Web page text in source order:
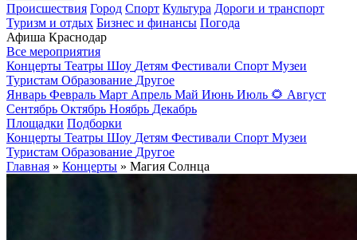
Происшествия Город Спорт Культура Дороги и транспорт
Туризм и отдых Бизнес и финансы Погода
Афиша Краснодар
Все мероприятия
Концерты Театры Шоу Детям Фестивали Спорт Музеи
Туристам Образование Другое
Январь Февраль Март Апрель Май Июнь Июль 🌻 Август
Сентябрь Октябрь Ноябрь Декабрь
Площадки Подборки
Концерты Театры Шоу Детям Фестивали Спорт Музеи
Туристам Образование Другое
Главная » Концерты » Магия Солнца